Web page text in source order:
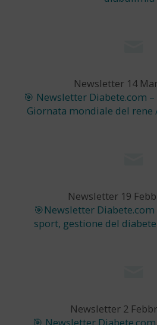
Newsletter 14
🎯 Newsletter Diabete.com
Giornata mondiale del rene
Newsletter 19
🎯Newsletter
sport, gestione del
Newsletter 2
🎯 Newsletter